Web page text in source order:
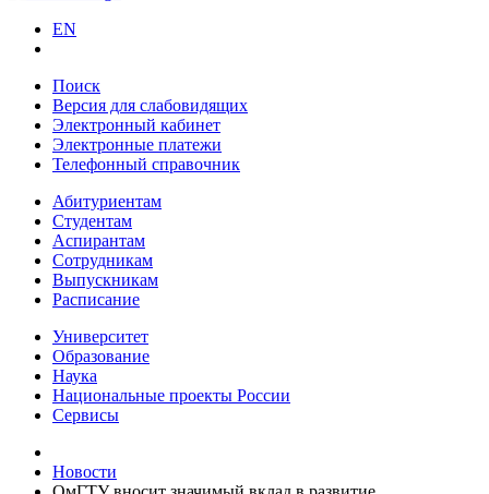
EN
Поиск
Версия для слабовидящих
Электронный кабинет
Электронные платежи
Телефонный справочник
Абитуриентам
Студентам
Аспирантам
Сотрудникам
Выпускникам
Расписание
Университет
Образование
Наука
Национальные проекты России
Сервисы
Новости